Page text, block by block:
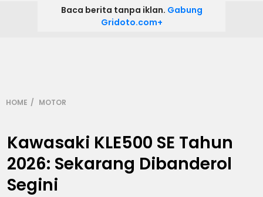
Baca berita tanpa iklan. Gabung
Gridoto.com+
HOME MOTOR
Kawasaki KLE500 SE Tahun
2026: Sekarang Dibanderol
Segini